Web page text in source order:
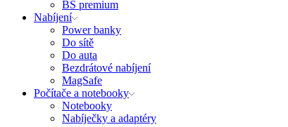
BS premium
Nabíjení
Power banky
Do sítě
Do auta
Bezdrátové nabíjení
MagSafe
Počítače a notebooky
Notebooky
Nabíječky a adaptéry